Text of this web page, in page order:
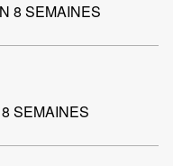
8 SEMAINES
SEMAINES